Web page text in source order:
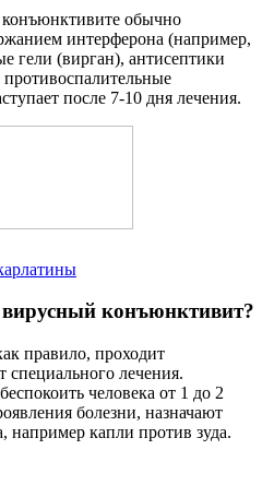
обычно
интерферона (например,
гели (вирган), антисептики
после 7-10 дня лечения.
конъюнктивит?
правило, проходит
специального лечения.
человека от 1 до 2
болезни, назначают
например капли против зуда.